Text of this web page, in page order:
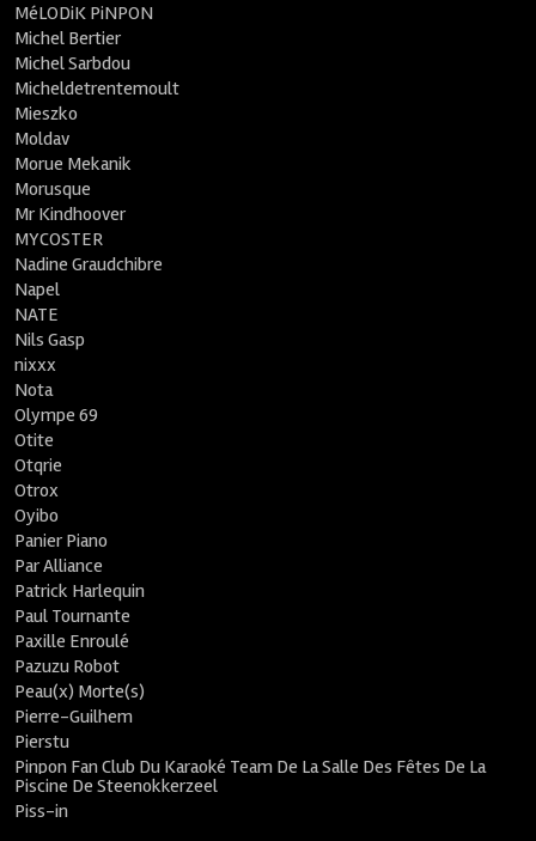
MéLODiK PiNPON
Michel Bertier
Michel Sarbdou
Micheldetrentemoult
Mieszko
Moldav
Morue Mekanik
Morusque
Mr Kindhoover
MYCOSTER
Nadine Graudchibre
Napel
NATE
Nils Gasp
nixxx
Nota
Olympe 69
Otite
Otqrie
Otrox
Oyibo
Panier Piano
Par Alliance
Patrick Harlequin
Paul Tournante
Paxille Enroulé
Pazuzu Robot
Peau(x) Morte(s)
Pierre-Guilhem
Pierstu
Pinpon Fan Club Du Karaoké Team De La Salle Des Fêtes De La
Piscine De Steenokkerzeel
Piss-in